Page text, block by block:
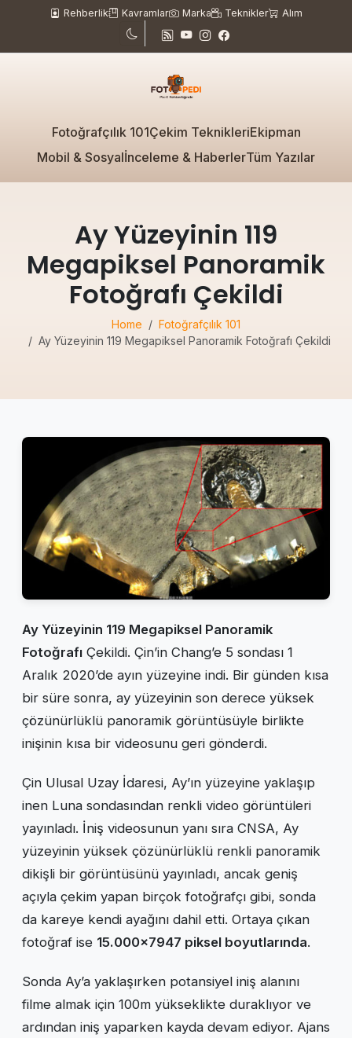
Rehberlik Kavramlar Marka Teknikler Alım
Fotoğrafçılık 101Çekim TeknikleriEkipman
Mobil & Sosyalİnceleme & HaberlerTüm Yazılar
Ay Yüzeyinin 119
Megapiksel Panoramik
Fotoğrafı Çekildi
Home
Fotoğrafçılık 101
Ay Yüzeyinin 119 Megapiksel Panoramik Fotoğrafı Çekildi
Ay Yüzeyinin 119 Megapiksel Panoramik
Fotoğrafı Çekildi. Çin’in Chang’e 5 sondası 1
Aralık 2020’de ayın yüzeyine indi. Bir günden kısa
bir süre sonra, ay yüzeyinin son derece yüksek
çözünürlüklü panoramik görüntüsüyle birlikte
inişinin kısa bir videosunu geri gönderdi.
Çin Ulusal Uzay İdaresi, Ay’ın yüzeyine yaklaşıp
inen Luna sondasından renkli video görüntüleri
yayınladı. İniş videosunun yanı sıra CNSA, Ay
yüzeyinin yüksek çözünürlüklü renkli panoramik
dikişli bir görüntüsünü yayınladı, ancak geniş
açıyla çekim yapan birçok fotoğrafçı gibi, sonda
da kareye kendi ayağını dahil etti. Ortaya çıkan
fotoğraf ise 15.000×7947 piksel boyutlarında.
Sonda Ay’a yaklaşırken potansiyel iniş alanını
filme almak için 100m yükseklikte duraklıyor ve
ardından iniş yaparken kayda devam ediyor. Ajans